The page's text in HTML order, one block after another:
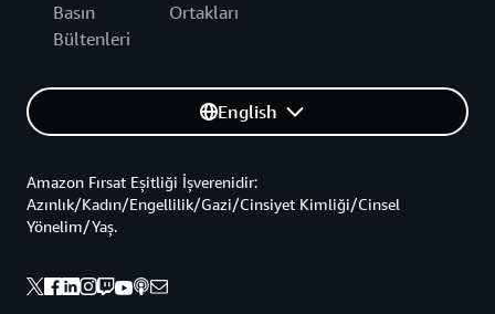
Basın
Bültenleri
Ortakları
English
Amazon Fırsat Eşitliği İşverenidir:
Azınlık/Kadın/Engellilik/Gazi/Cinsiyet Kimliği/Cinsel
Yönelim/Yaş.